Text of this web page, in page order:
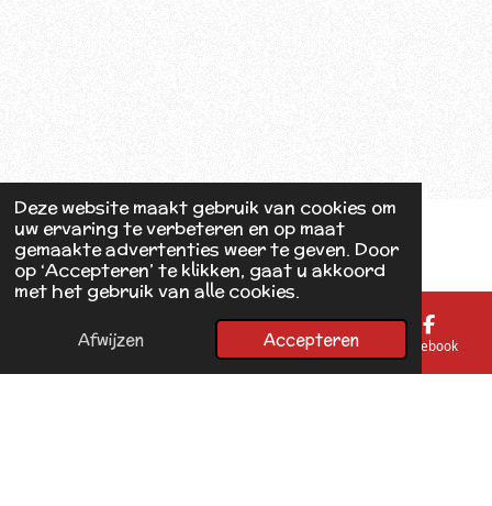
Deze website maakt gebruik van cookies om
uw ervaring te verbeteren en op maat
gemaakte advertenties weer te geven. Door
op ‘Accepteren’ te klikken, gaat u akkoord
met het gebruik van alle cookies.
Afwijzen Accepteren
E-mailadres Kaart Facebook